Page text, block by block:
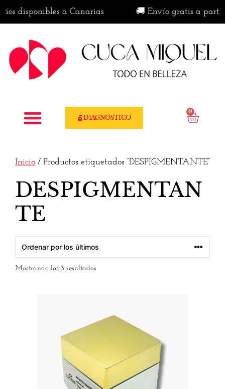
disponibles a Canarias 🚚 Envío gratis a partir
DIAGNÓSTICO
0
Inicio / Productos etiquetados “DESPIGMENTANTE”
DESPIGMENTAN
TE
Mostrando los 3 resultados